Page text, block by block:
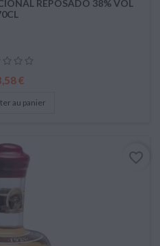
REPOSADO 38% VOL
€
au panier
favorite_border